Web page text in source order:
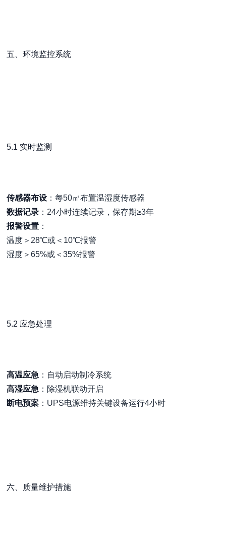
五、环境监控系统
5.1 实时监测
传感器布设 ：每50㎡布置温湿度传感器
数据记录 ：24小时连续记录，保存期≥3年
报警设置 ：
温度＞28℃或＜10℃报警
湿度＞65%或＜35%报警
5.2 应急处理
高温应急 ：自动启动制冷系统
高湿应急 ：除湿机联动开启
断电预案 ：UPS电源维持关键设备运行4小时
六、质量维护措施